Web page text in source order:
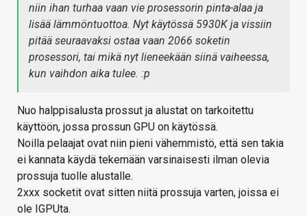
niin ihan turhaa vaan vie prosessorin pinta-alaa ja
lisää lämmöntuottoa. Nyt käytössä 5930K ja vissiin
pitää seuraavaksi ostaa vaan 2066 soketin
prosessori, tai mikä nyt lieneekään siinä vaiheessa,
kun vaihdon aika tulee. :p
Nuo halppisalusta prossut ja alustat on tarkoitettu
käyttöön, jossa prossun GPU on käytössä.
Noilla pelaajat ovat niin pieni vähemmistö, että sen takia
ei kannata käydä tekemään varsinaisesti ilman olevia
prossuja tuolle alustalle.
2xxx socketit ovat sitten niitä prossuja varten, joissa ei
ole IGPUta.